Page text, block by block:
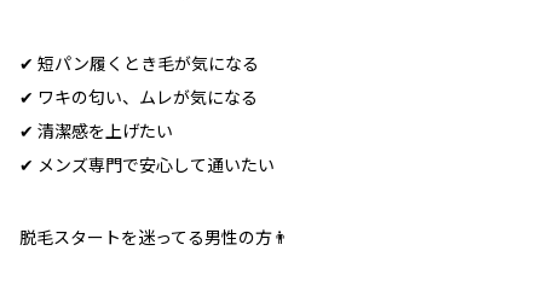
✔ 短パン履くとき毛が気になる
✔ ワキの匂い、ムレが気になる
✔ 清潔感を上げたい
✔ メンズ専門で安心して通いたい
脱毛スタートを迷ってる男性の方👨